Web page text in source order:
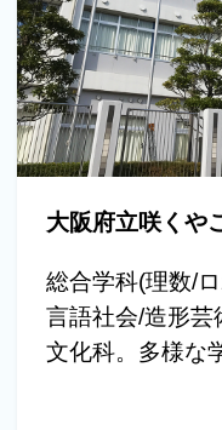
大阪府立咲くや
総合学科(理数/
言語社会/造形芸
文化科。多様な